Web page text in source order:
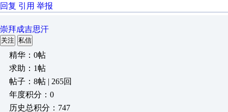
回复 引用 举报
崇拜成吉思汗
关注 私信
精华：0帖
求助：1帖
帖子：8帖 | 265回
年度积分：0
历史总积分：747